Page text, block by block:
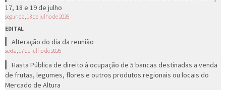
17, 18 e 19 de julho
segunda, 13 de julho de 2026
EDITAL
Alteração do dia da reunião
sexta, 17 de julho de 2026
Hasta Pública de direito à ocupação de 5 bancas destinadas a venda
de frutas, legumes, flores e outros produtos regionais ou locais do
Mercado de Altura